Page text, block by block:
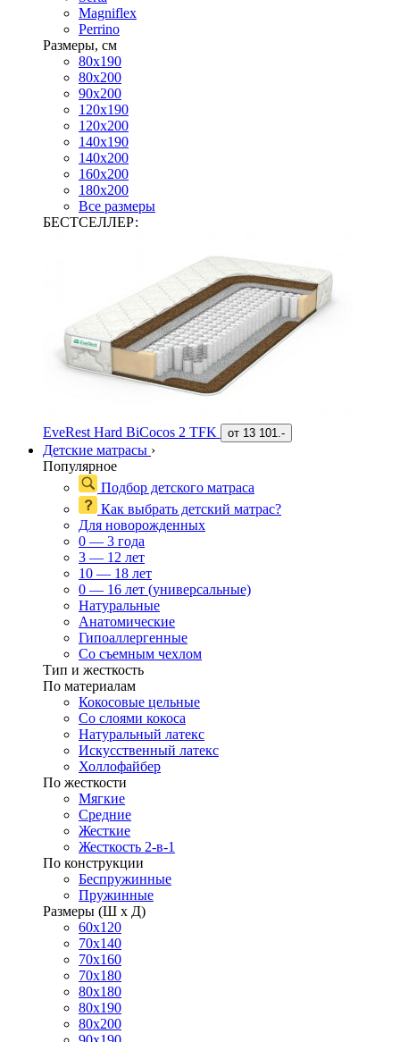
Magniflex
Perrino
Размеры, см
80х190
80х200
90х200
120х190
120х200
140х190
140х200
160х200
180х200
Все размеры
БЕСТСЕЛЛЕР:
EveRest Hard BiCocos 2 TFK от 13 101.-
Детские матрасы ›
Популярное
Подбор детского матраса
Как выбрать детский матрас?
Для новорожденных
0 — 3 года
3 — 12 лет
10 — 18 лет
0 — 16 лет (универсальные)
Натуральные
Анатомические
Гипоаллергенные
Со съемным чехлом
Тип и жесткость
По материалам
Кокосовые цельные
Со слоями кокоса
Натуральный латекс
Искусственный латекс
Холлофайбер
По жесткости
Мягкие
Средние
Жесткие
Жесткость 2-в-1
По конструкции
Беспружинные
Пружинные
Размеры (Ш х Д)
60х120
70х140
70х160
70х180
80х180
80х190
80х200